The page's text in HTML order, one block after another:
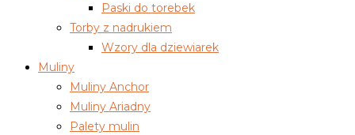
Paski do torebek
Torby z nadrukiem
Wzory dla dziewiarek
Muliny
Muliny Anchor
Muliny Ariadny
Palety mulin